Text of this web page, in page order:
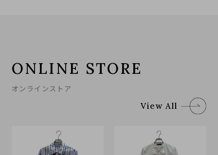
ONLINE STORE
オンラインストア
View All